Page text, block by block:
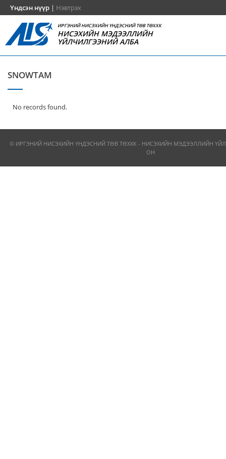
Үндсэн нүүр | Нэвтрэх
ИРГЭНИЙ НИСЭХИЙН ҮНДЭСНИЙ ТӨВ ТӨХХК
НИСЭХИЙН МЭДЭЭЛЛИЙН
ҮЙЛЧИЛГЭЭНИЙ АЛБА
SNOWTAM
No records found.
© ИРГЭНИЙ НИСЭХИЙН ҮНДЭСНИЙ ТӨВ ТӨХХК - НИСЭХИЙН МЭДЭЭЛЛИЙН
ОН